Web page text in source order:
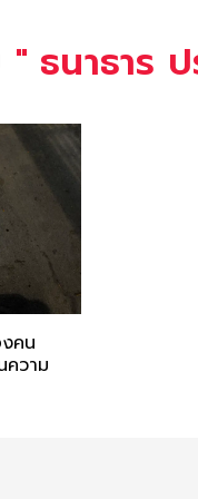
" ธนาธาร
คน
ความ